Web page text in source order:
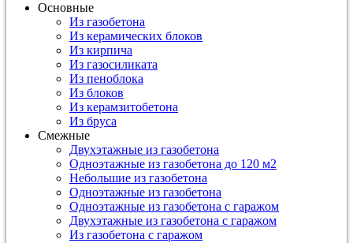
Основные
Из газобетона
Из керамических блоков
Из кирпича
Из газосиликата
Из пеноблока
Из блоков
Из керамзитобетона
Из бруса
Смежные
Двухэтажные из газобетона
Одноэтажные из газобетона до 120 м2
Небольшие из газобетона
Одноэтажные из газобетона
Одноэтажные из газобетона с гаражом
Двухэтажные из газобетона с гаражом
Из газобетона с гаражом